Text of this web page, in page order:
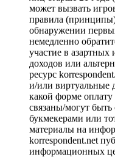
может вызвать
правила
обнаружении
немедленно
участие в азартных
доходов или
ресурс
и/или виртуальные
какой форме
связаны/могут
букмекерами или
материалы на
korrespondent.net
информационных